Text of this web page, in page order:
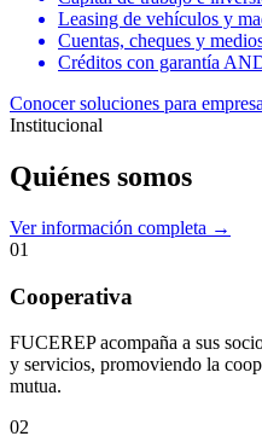
Leasing de vehículos y
Cuentas, cheques y
Créditos con garantía
Conocer soluciones para
Institucional
Quiénes somos
Ver información completa →
01
Cooperativa
FUCEREP acompaña a sus
y servicios, promoviendo la
mutua.
02